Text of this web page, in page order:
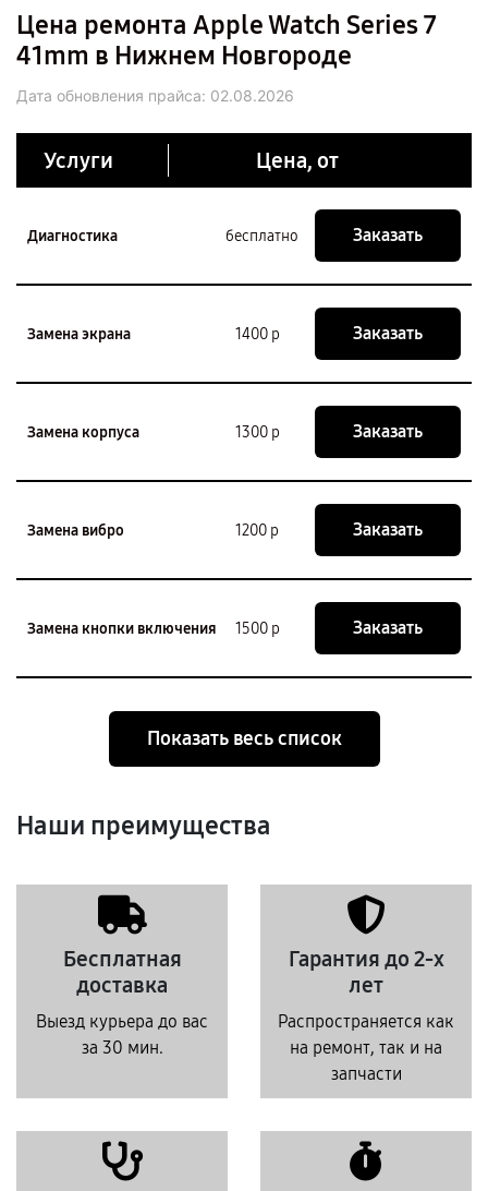
Цена ремонта Apple Watch Series 7
41mm в Нижнем Новгороде
Дата обновления прайса: 02.08.2026
Услуги Цена, от
Диагностика бесплатно Заказать
Замена экрана 1400 р Заказать
Замена корпуса 1300 р Заказать
Замена вибро 1200 р Заказать
Замена кнопки включения 1500 р Заказать
Показать весь список
Наши преимущества
Бесплатная
доставка
Выезд курьера до вас
за 30 мин.
Гарантия до 2-х
лет
Распространяется как
на ремонт, так и на
запчасти